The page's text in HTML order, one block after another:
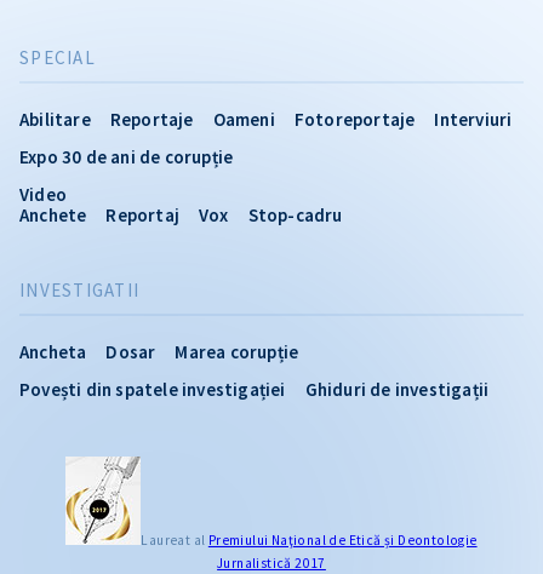
INVESTIGATII
Ancheta Dosar
Marea corupție
Povești din spatele investigației
Ghiduri de investigații
SPECIAL
Abilitare Reportaje Oameni Fotoreportaje
Interviuri
Expo 30 de ani de corupție
Video
Anchete
Reportaj Vox Stop-cadru
Laureat al Premiului Naţional de Etică și Deontologie
Jurnalistică 2017